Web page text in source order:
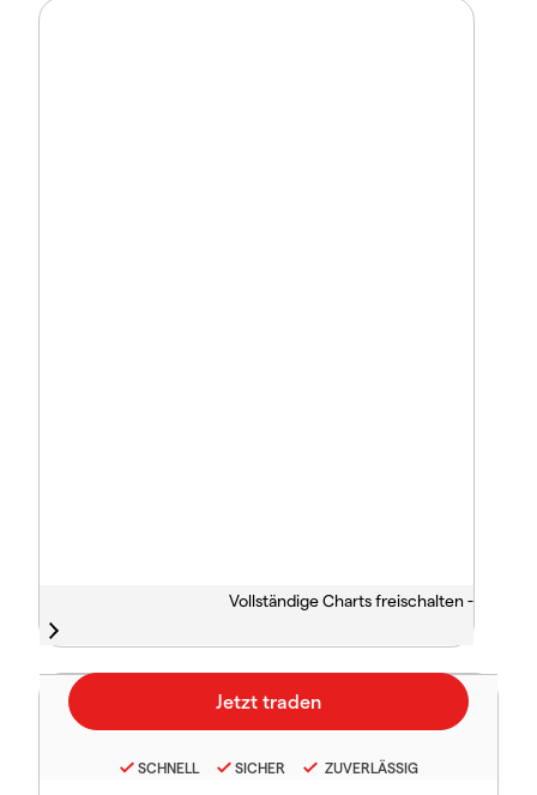
Vollständige Charts freischalten -
SCHNELL SICHER ZUVERLÄSSIG